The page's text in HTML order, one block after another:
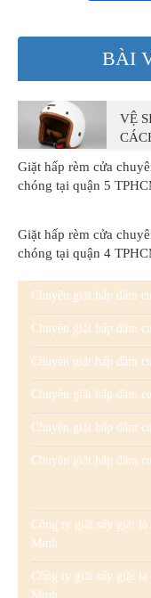
BÀI
VỆ
Giặt hấp rèm cửa
chóng tại quận 5
Giặt hấp rèm cửa
chóng tại quận 4
Chuyên giặt hấp đầm
Chuyên giặt hấp đầm
Chuyên giặt hấp đầm
Chuyên giặt hấp đầm
Chuyên giặt hấp đầm
Chuyên giặt hấp đầm
Công ty giặt sấy giặt
Minh
Công ty giặt sấy giặt
Minh